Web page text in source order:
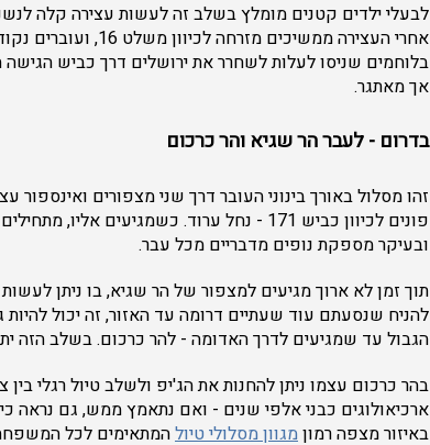
לבעלי ילדים קטנים מומלץ בשלב זה לעשות עצירה קלה
בלוחמים שניסו לעלות לשחרר את ירושלים דרך כביש
אך מאתגר.
בדרום - לעבר הר שגיא והר כרכום
זהו מסלול באורך בינוני העובר דרך שני מצפורים
פונים לכיוון כביש 171 - נחל ערוד.
ובעיקר מספקת נופים מדבריים מכל עבר.
תוך זמן לא ארוך מגיעים למצפור של הר שגיא, בו ניתן
להניח שנסעתם עוד שעתיים דרומה עד האזור, זה יכול
הגבול עד שמגיעים לדרך האדומה - להר כרכום. בשלב הזה
בהר כרכום עצמו ניתן להחנות את הג'יפ ולשלב טיול רגלי
ארכיאולוגים כבני אלפי שנים - ואם נתאמץ ממש, גם נראה
באיזור מצפה רמוןמגוון מסלולי טיולהמתאימים לכל